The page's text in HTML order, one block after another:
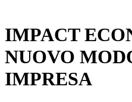
IMPACT
NUOVO
IMPRESA